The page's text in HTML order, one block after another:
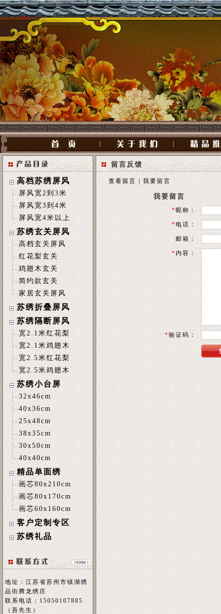
高档苏绣屏风
屏风宽2到3米
屏风宽3到4米
屏风宽4米以上
苏绣玄关屏风
高档玄关屏风
红花梨玄关
鸡翅木玄关
简约款玄关
家居玄关屏风
苏绣折叠屏风
苏绣隔断屏风
宽2.1米红花梨
宽2.1米鸡翅木
宽2.5米红花梨
宽2.5米鸡翅木
苏绣小台屏
32x46cm
40x36cm
25x48cm
38x35cm
30x50cm
40x40cm
精品单面绣
画芯80x210cm
画芯80x170cm
画芯60x160cm
客户定制专区
苏绣礼品
地址：江苏省苏州市镇湖绣
品街腾龙绣庄
联系电话：15050107885
（吾先生）
留言反馈
查看留言 我要留言
我要留言
*昵称：
*电话：
邮箱：
* 内容：
*验证码：